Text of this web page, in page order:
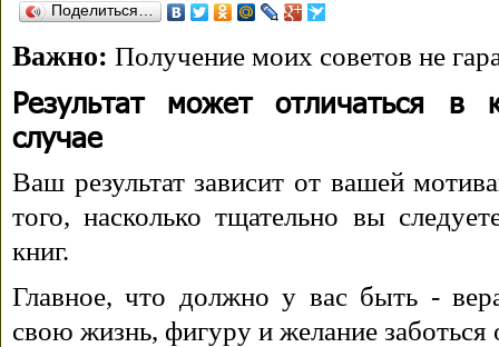
Поделиться…
Важно: Получение моих советов не
Результат может отличаться в
случае
Ваш результат зависит от вашей
того, насколько тщательно вы
книг.
Главное, что должно у вас быть -
свою жизнь, фигуру и желание заботься